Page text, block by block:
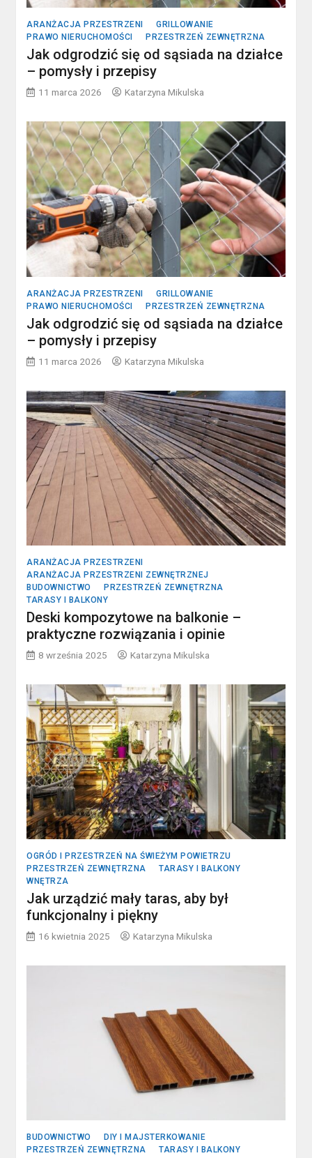
ARANŻACJA PRZESTRZENI
GRILLOWANIE
PRAWO NIERUCHOMOŚCI
PRZESTRZEŃ ZEWNĘTRZNA
Jak odgrodzić się od sąsiada na działce
– pomysły i przepisy
11 marca 2026 Katarzyna Mikulska
ARANŻACJA PRZESTRZENI
GRILLOWANIE
PRAWO NIERUCHOMOŚCI
PRZESTRZEŃ ZEWNĘTRZNA
Jak odgrodzić się od sąsiada na działce
– pomysły i przepisy
11 marca 2026 Katarzyna Mikulska
ARANŻACJA PRZESTRZENI
ARANŻACJA PRZESTRZENI ZEWNĘTRZNEJ
BUDOWNICTWO
PRZESTRZEŃ ZEWNĘTRZNA
TARASY I BALKONY
Deski kompozytowe na balkonie –
praktyczne rozwiązania i opinie
8 września 2025 Katarzyna Mikulska
OGRÓD I PRZESTRZEŃ NA ŚWIEŻYM POWIETRZU
PRZESTRZEŃ ZEWNĘTRZNA
TARASY I BALKONY
WNĘTRZA
Jak urządzić mały taras, aby był
funkcjonalny i piękny
16 kwietnia 2025 Katarzyna Mikulska
BUDOWNICTWO
DIY I MAJSTERKOWANIE
PRZESTRZEŃ ZEWNĘTRZNA
TARASY I BALKONY